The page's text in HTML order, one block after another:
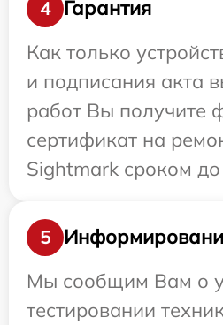
4
Гарантия
Как только
и подписания акта
работ Вы получите
сертификат на
Sightmark сроком до
5
Мы сообщим Вам о
тестировании